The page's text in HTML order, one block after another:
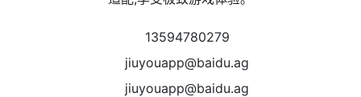
13594780279
jiuyouapp@baidu.ag
jiuyouapp@baidu.ag